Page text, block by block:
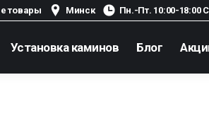
товары Минск Пн.-Пт. 10:00-18:00
Установка каминов Блог